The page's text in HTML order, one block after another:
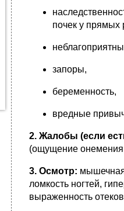
почек у прямых
запоры,
беременность,
вредные
2. Жалобы (если
(ощущение
3. Осмотр:
ломкость ногтей,
выраженность